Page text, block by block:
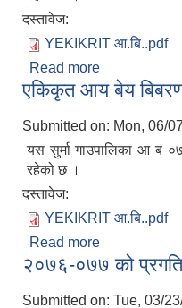
दस्तावेज:
YEKIKRIT आ.बि..pdf
Read more
एकिकृत आय बेय
Submitted on: Mon, 06/
यस सुर्मा गाउपालिका आ ब
रहेको छ ।
दस्तावेज:
YEKIKRIT आ.बि..pdf
Read more
२०७६-०७७ को
Submitted on: Tue, 03/